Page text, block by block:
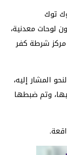
توك
لوحات معدنية،
شرطة كفر
المشار إليه،
وتم ضبطها